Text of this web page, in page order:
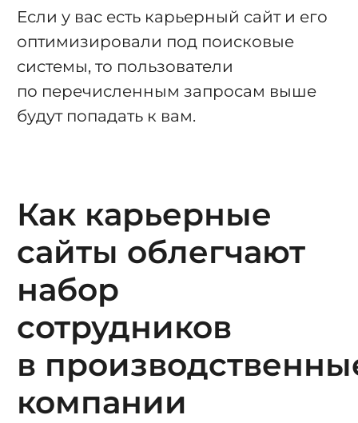
Если у вас есть карьерный сайт и его
оптимизировали под поисковые
системы, то пользователи
по перечисленным запросам выше
будут попадать к вам.
Как карьерные
сайты облегчают
набор
сотрудников
в
компании